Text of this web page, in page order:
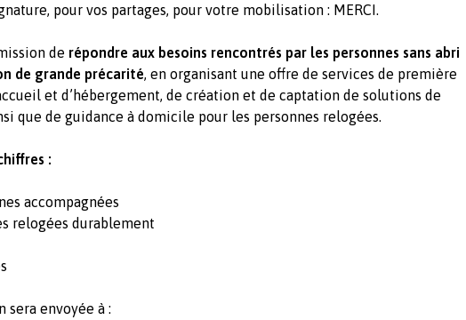
pour vos partages, pour votre mobilisation : MERCI.
de répondre aux besoins rencontrés par les personnes sans abri
de grande précarité, en organisant une offre de services de première
et d’hébergement, de création et de captation de solutions de
que de guidance à domicile pour les personnes relogées.
:
accompagnées
relogées durablement
envoyée à :